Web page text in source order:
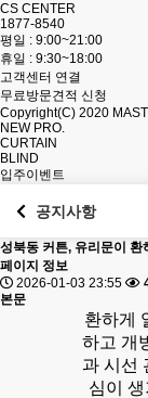
CS CENTER
1877-8540
평일 : 9:00~21:00
휴일 : 9:30~18:00
고객센터 연결
무료방문견적 신청
Copyright(C) 2020
NEW PRO.
CURTAIN
BLIND
입주이벤트
공지사항
성북동 커튼, 유리문이
페이지 정보
2026-01-03 23:55
본문
환하게
하고 개
과 시선
심이